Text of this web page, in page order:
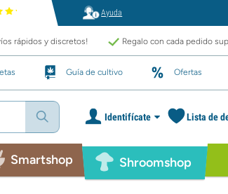
Ayuda
rápidos y discretos! Regalo con cada pedido
Guía de cultivo Ofertas
Identifícate Lista de
Smartshop Shroomshop